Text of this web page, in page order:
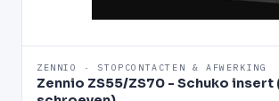
ZENNIO · STOPCONTACTEN & AFWERKING
Zennio ZS55/ZS70 - Schuko insert